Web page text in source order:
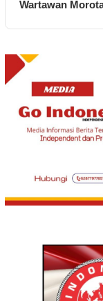
Wartawan